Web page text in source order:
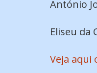
António
Eliseu da
Veja aqui